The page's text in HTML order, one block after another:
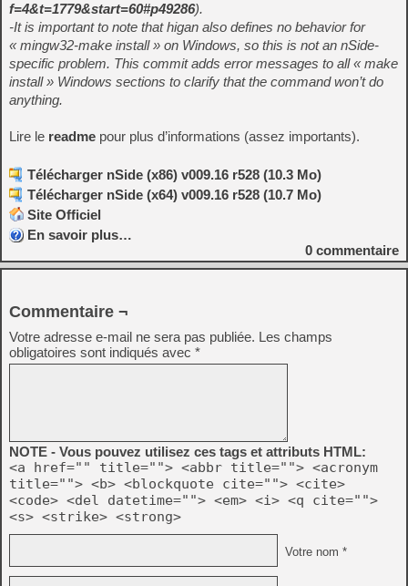
f=4&t=1779&start=60#p49286).
-It is important to note that higan also defines no behavior for
« mingw32-make install » on Windows, so this is not an nSide-
specific problem. This commit adds error messages to all « make
install » Windows sections to clarify that the command won’t do
anything.
Lire le readme pour plus d’informations (assez importants).
Télécharger nSide (x86) v009.16 r528 (10.3 Mo)
Télécharger nSide (x64) v009.16 r528 (10.7 Mo)
Site Officiel
En savoir plus…
0 commentaire
Commentaire ¬
Votre adresse e-mail ne sera pas publiée. Les champs
obligatoires sont indiqués avec *
NOTE - Vous pouvez utilisez ces tags et attributs HTML:
<a href="" title=""> <abbr title=""> <acronym
title=""> <b> <blockquote cite=""> <cite>
<code> <del datetime=""> <em> <i> <q cite="">
<s> <strike> <strong>
Votre nom *